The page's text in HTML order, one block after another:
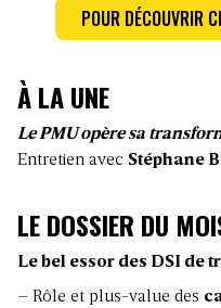
POUR DÉCOUVRIR
À LA UNE
Le PMU opère sa
Entretien avec Stéphane
LE DOSSIER DU
Le bel essor des DSI de
– Rôle et plus-value des